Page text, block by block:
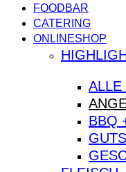
Menu
FOODBAR
CATERING
ONLINESHOP
ALLE
BBQ